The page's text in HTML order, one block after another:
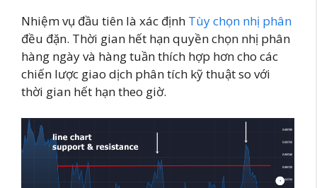
Nhiệm vụ đầu tiên là xác định Tùy chọn nhị phân
đều đặn. Thời gian hết hạn quyền chọn nhị phân
hàng ngày và hàng tuần thích hợp hơn cho các
chiến lược giao dịch phân tích kỹ thuật so với
thời gian hết hạn theo giờ.